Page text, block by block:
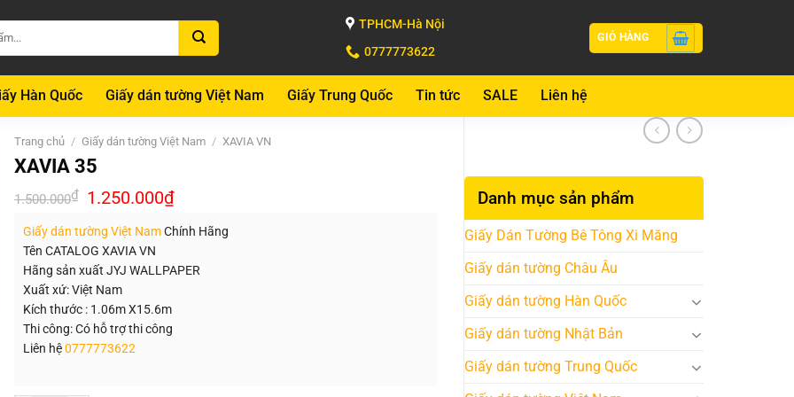
TPHCM-Hà Nội
0777773622
GIỎ HÀNG
Hàn Quốc Giấy dán tường Việt Nam Giấy Trung Quốc Tin tức SALE Liên hệ
Danh mục sản phẩm
Giấy Dán Tường Bê Tông Xi Măng
Giấy dán tường Châu Âu
Giấy dán tường Hàn Quốc
Giấy dán tường Nhật Bản
Giấy dán tường Trung Quốc
Trang chủ / Giấy dán tường Việt Nam / XAVIA VN
XAVIA 35
1.500.000₫ Giá
gốc
1.500.000₫.
1.250.000₫Giá
hiện
là:
Giấy dán tường Việt NamChính Hãng
Tên CATALOG XAVIA VN
Hãng sản xuất JYJ WALLPAPER
Xuất xứ: Việt Nam
Kích thước : 1.06m X15.6m
Thi công: Có hỗ trợ thi công
Liên hệ0777773622